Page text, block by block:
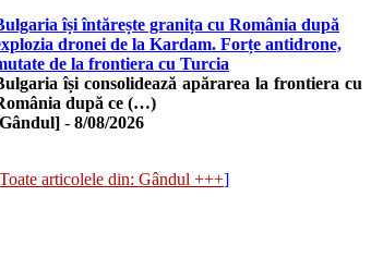
își întărește granița cu România după
dronei de la Kardam. Forțe antidrone,
de la frontiera cu Turcia
își consolidează apărarea la frontiera cu
după ce (…)
- 8/08/2026
Toate articolele din: Gândul +++]